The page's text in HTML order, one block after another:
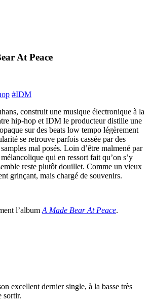
At Peace
#IDM
construit une musique électronique à la
hip-hop et IDM le producteur distille une
sur des beats low tempo légèrement
se retrouve parfois cassée par des
mal posés. Loin d’être malmené par
qui en ressort fait qu’on s’y
reste plutôt douillet. Comme un vieux
grinçant, mais chargé de souvenirs.
l’album A Made Bear At Peace.
excellent dernier single, à la basse très
sortir.